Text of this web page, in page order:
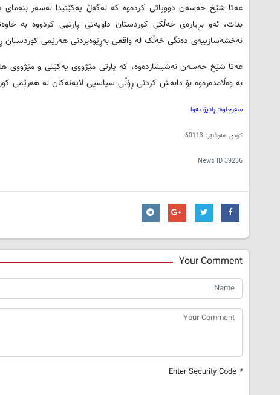
عەتا شێخ حەسەن دووپاتی كردەوە كە لەگەڵ یەكێتیدا لەسەر
نەخشەسازییەی دەنگی خەڵک لە واقعی بەڕێوەبردنی هەرێمی كوردستان
عەتا شێخ حەسەن نەشیشاردەوە، كە پارتی مێژووی یەكێتی و مێژووی
بە وەڵامدەرەوە بۆ دابەش كردنی ڕۆڵی سیاسیی لایەنەكان لە هەرێمی
سەرچاوە: ڕادیۆ نەوا
کۆدی هەواڵنێر: 60113
News ID39236
Your Comment
*